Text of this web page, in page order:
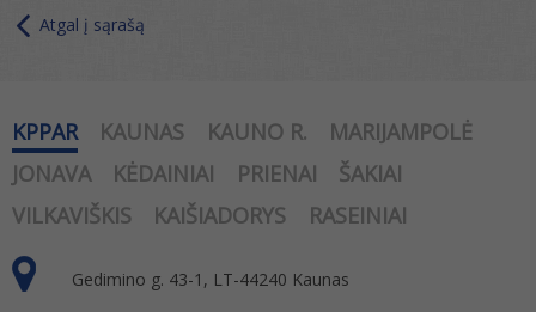
Atgal į sąrašą
KPPAR KAUNAS KAUNO R.
MARIJAMPOLĖ
JONAVA
KĖDAINIAI PRIENAI
ŠAKIAI
VILKAVIŠKIS
KAIŠIADORYS RASEINIAI
Gedimino g. 43-1, LT-44240 Kaunas